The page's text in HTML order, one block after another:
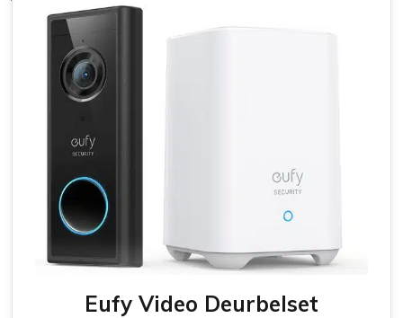
Eufy Video Deurbelset